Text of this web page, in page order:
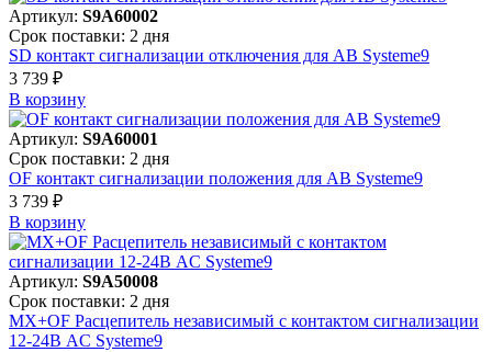
Артикул: S9A60002
Срок поставки: 2 дня
SD контакт сигнализации отключения для АВ Systeme9
3 739 ₽
В корзинy
Артикул: S9A60001
Срок поставки: 2 дня
OF контакт сигнализации положения для АВ Systeme9
3 739 ₽
В корзинy
Артикул: S9A50008
Срок поставки: 2 дня
MX+OF Расцепитель независимый с контактом сигнализации
12-24В AC Systeme9